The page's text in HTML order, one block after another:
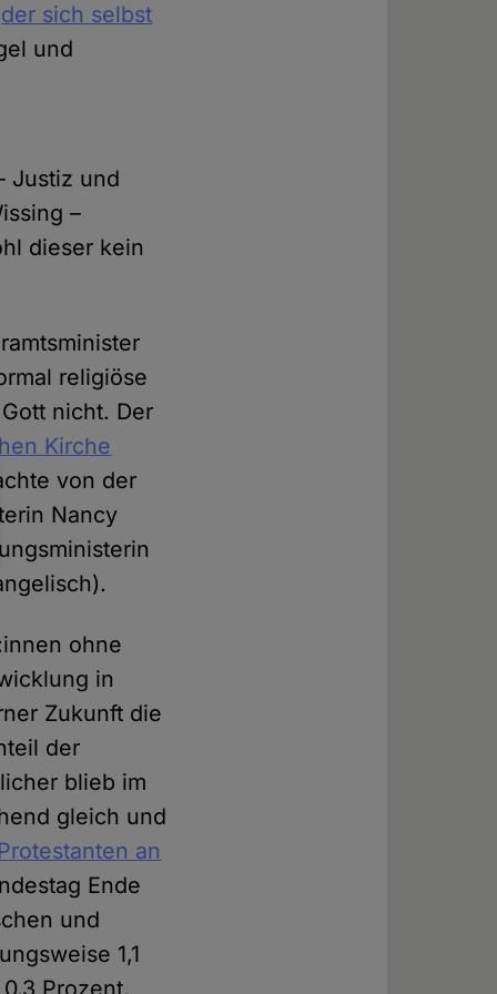
der sich selbst
und
Justiz und
–
dieser kein
religiöse
nicht. Der
Kirche
von der
Nancy
ohne
in
Zukunft die
der
blieb im
gleich und
an
Ende
und
1,1